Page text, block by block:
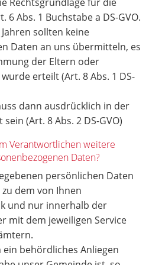
6 Abs. 1 Buchstabe a DS-GVO.
sollten keine
Daten an uns übermitteln, es
der Eltern oder
erteilt (Art. 8 Abs. 1 DS-
dann ausdrücklich in der
(Art. 8 Abs. 2 DS-GVO)
Verantwortlichen weitere
Daten?
persönlichen Daten
dem von Ihnen
und nur innerhalb der
mit dem jeweiligen Service
behördliches Anliegen